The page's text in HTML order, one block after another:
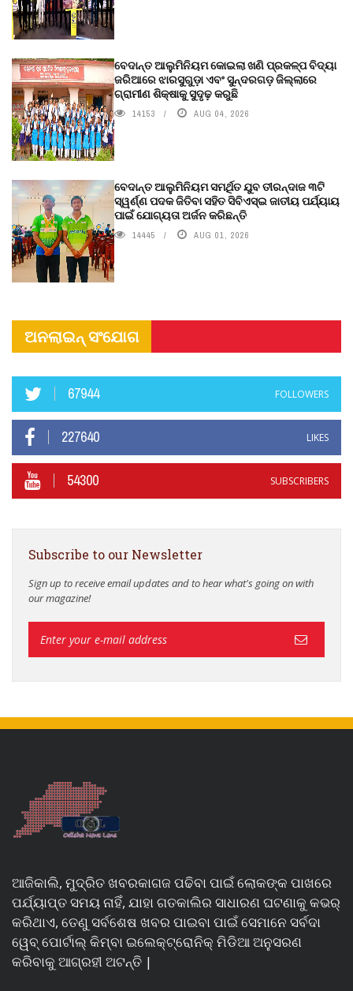
ବେଦାନ୍ତ ଆଲୁମିନିୟମ କୋଇଲା ଖଣି ପ୍ରକଳ୍ପ ବିଦ୍ୟା
ଜରିଆରେ ଝାରସୁଗୁଡ଼ା ଏବଂ ସୁନ୍ଦରଗଡ଼ ଜିଲ୍ଲାରେ
ଗ୍ରାମୀଣ ଶିକ୍ଷାକୁ ସୁଦୃଢ଼ କରୁଛି
14153 AUG 04, 2026
ବେଦାନ୍ତ ଆଲୁମିନିୟମ ସମର୍ଥିତ ଯୁବ ତୀରନ୍ଦାଜ ୩ଟି
ସ୍ୱର୍ଣ୍ଣ ପଦକ ଜିତିବା ସହିତ ସିବିଏସ୍ଇ ଜାତୀୟ ପର୍ଯ୍ୟାୟ
ପାଇଁ ଯୋଗ୍ୟତା ଅର୍ଜନ କରିଛନ୍ତି
14445 AUG 01, 2026
ଅନଲାଇନ୍ ସଂଯୋଗ
67944 FOLLOWERS
227640 LIKES
54300 SUBSCRIBERS
Subscribe to our Newsletter
Sign up to receive email updates and to hear what's going on with
our magazine!
ଆଜିକାଲି, ମୁଦ୍ରିତ ଖବରକାଗଜ ପଢିବା ପାଇଁ ଲୋକଙ୍କ ପାଖରେ
ପର୍ଯ୍ୟାପ୍ତ ସମୟ ନାହିଁ, ଯାହା ଗତକାଲିର ସାଧାରଣ ଘଟଣାକୁ କଭର୍
କରିଥାଏ, ତେଣୁ ସର୍ବଶେଷ ଖବର ପାଇବା ପାଇଁ ସେମାନେ ସର୍ବଦା
ୱେବ୍ ପୋର୍ଟାଲ୍ କିମ୍ବା ଇଲେକ୍ଟ୍ରୋନିକ୍ ମିଡିଆ ଅନୁସରଣ
କରିବାକୁ ଆଗ୍ରହୀ ଅଟନ୍ତି |